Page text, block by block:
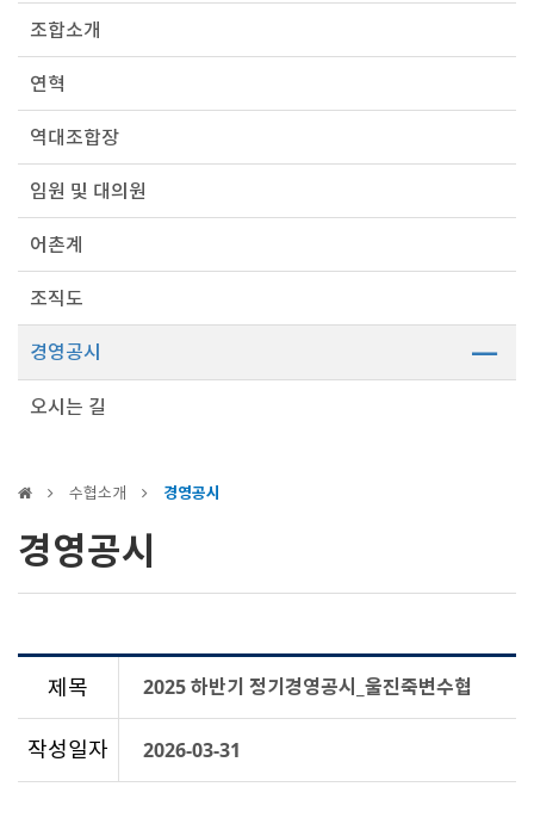
조합소개
연혁
역대조합장
임원 및 대의원
어촌계
조직도
경영공시
오시는 길
수협소개 경영공시
경영공시
제목 2025 하반기 정기경영공시_울진죽변수협
작성일자 2026-03-31